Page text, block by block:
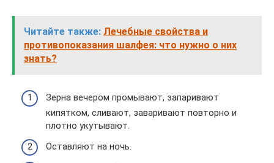
Читайте также: Лечебные свойства и
противопоказания шалфея: что нужно о них
знать?
Зерна вечером промывают, запаривают
кипятком, сливают, заваривают повторно и
плотно укутывают.
Оставляют на ночь.